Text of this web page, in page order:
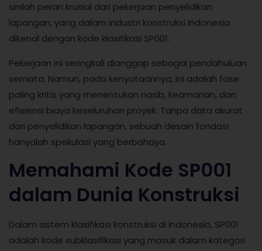
sinilah peran krusial dari pekerjaan penyelidikan
lapangan, yang dalam industri konstruksi Indonesia
dikenal dengan kode klasifikasi SP001.
Pekerjaan ini seringkali dianggap sebagai pendahuluan
semata. Namun, pada kenyataannya, ini adalah fase
paling kritis yang menentukan nasib, keamanan, dan
efisiensi biaya keseluruhan proyek. Tanpa data akurat
dari penyelidikan lapangan, sebuah desain fondasi
hanyalah spekulasi yang berbahaya.
Memahami Kode SP001
dalam Dunia Konstruksi
Dalam sistem klasifikasi konstruksi di Indonesia, SP001
adalah kode subklasifikasi yang masuk dalam kategori